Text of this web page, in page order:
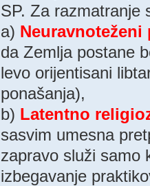
SP. Za razmatranje
a) Neuravnoteženi
da Zemlja postane
levo orijentisani
ponašanja),
b) Latentno
sasvim umesna
zapravo služi samo
izbegavanje